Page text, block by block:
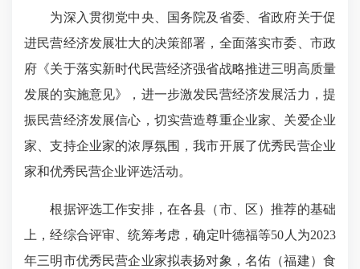
为深入贯彻党中央、国务院及省委、省政府关于促
进民营经济发展壮大的决策部署，全面落实市委、市政
府《关于落实新时代民营经济强省战略推进三明高质量
发展的实施意见》，进一步激发民营经济发展活力，提
振民营经济发展信心，切实营造尊重企业家、关爱企业
家、支持企业家的浓厚氛围，我市开展了优秀民营企业
家和优秀民营企业评选活动。
根据评选工作安排，在各县（市、区）推荐的基础
上，经综合评审、统筹考虑，确定叶德福等50人为2023
年三明市优秀民营企业家拟表扬对象，名佑（福建）食